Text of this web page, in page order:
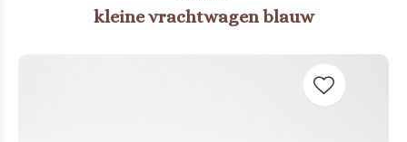
kleine vrachtwagen blauw